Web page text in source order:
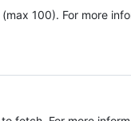
100). For more